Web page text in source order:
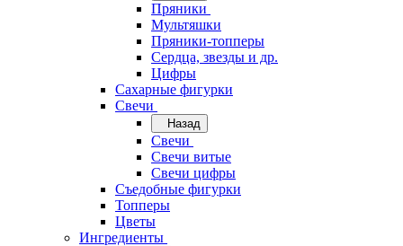
Пряники
Мультяшки
Пряники-топперы
Сердца, звезды и др.
Цифры
Сахарные фигурки
Свечи
Назад
Свечи
Свечи витые
Свечи цифры
Съедобные фигурки
Топперы
Цветы
Ингредиенты